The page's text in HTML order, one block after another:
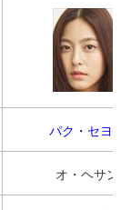
パク・セヨン
オ・ヘサン